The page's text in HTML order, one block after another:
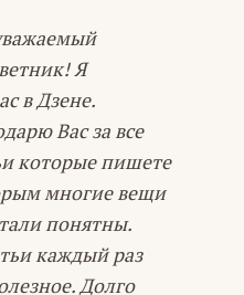
Я
в Дзене.
Вас за все
которые пишете
многие вещи
понятны.
каждый раз
Долго